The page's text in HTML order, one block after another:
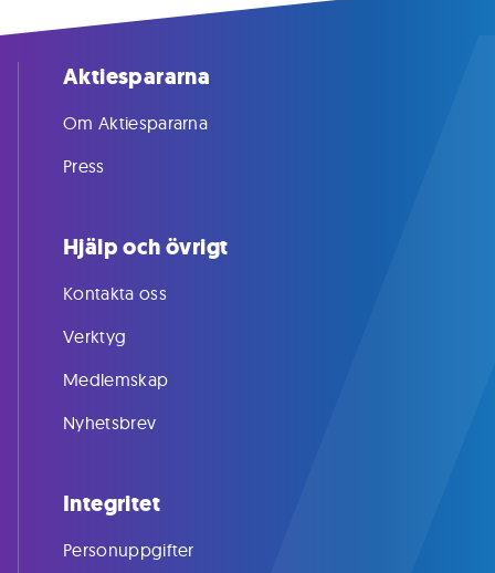
Aktiespararna
Om Aktiespararna
Press
Hjälp och övrigt
Kontakta oss
Verktyg
Medlemskap
Nyhetsbrev
Integritet
Personuppgifter